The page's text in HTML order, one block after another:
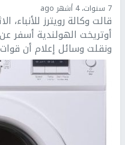
7 سنوات، 4 أشهر ago
​​قالت وكالة رويترز للأنباء،
أوتريخت الهولندية أسفر
ونقلت وسائل إعلام أن